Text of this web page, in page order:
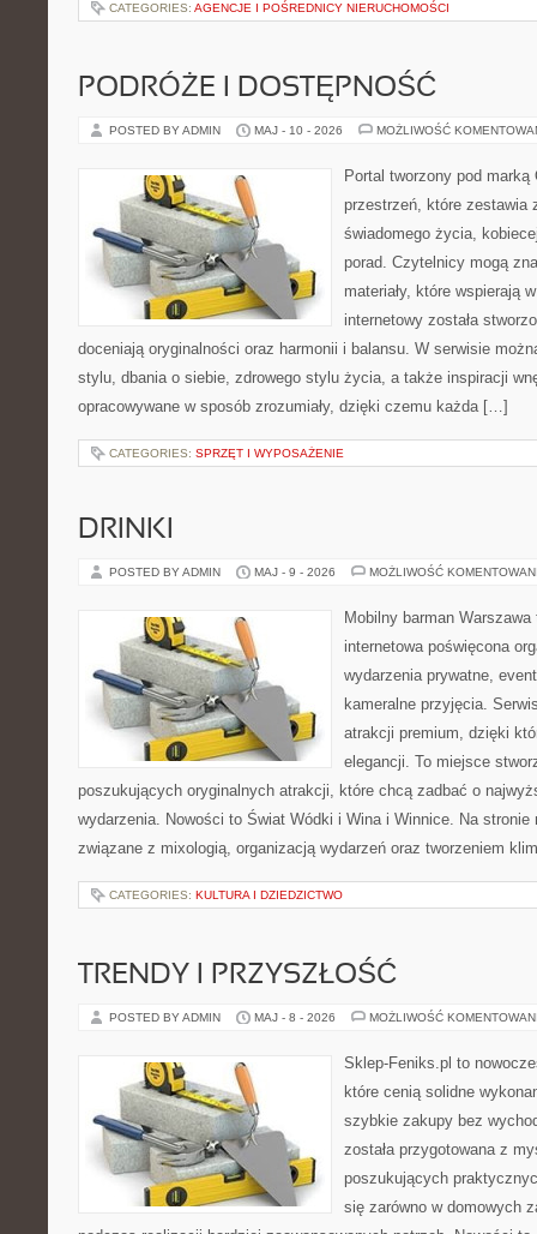
CATEGORIES: AGENCJE I POŚREDNICY NIERUCHOMOŚCI
PODRÓŻE I DOSTĘPNOŚĆ
POSTED BY ADMIN MAJ - 10 - 2026 MOŻLIWOŚĆ
Portal tworzony pod
przestrzeń, które zestawia
świadomego życia,
porad. Czytelnicy mogą
materiały, które wspierają
internetowy została
doceniają oryginalności oraz harmonii i balansu. W serwisie
stylu, dbania o siebie, zdrowego stylu życia, a także inspiracji
opracowywane w sposób zrozumiały, dzięki czemu każda […]
CATEGORIES: SPRZĘT I WYPOSAŻENIE
DRINKI
POSTED BY ADMIN MAJ - 9 - 2026 MOŻLIWOŚĆ
Mobilny barman
internetowa poświęcona
wydarzenia prywatne,
kameralne przyjęcia.
atrakcji premium, dzięki
elegancji. To miejsce
poszukujących oryginalnych atrakcji, które chcą zadbać o
wydarzenia. Nowości to Świat Wódki i Wina i Winnice. Na
związane z mixologią, organizacją wydarzeń oraz tworzeniem
CATEGORIES: KULTURA I DZIEDZICTWO
TRENDY I PRZYSZŁOŚĆ
POSTED BY ADMIN MAJ - 8 - 2026 MOŻLIWOŚĆ
Sklep-Feniks.pl to
które cenią solidne
szybkie zakupy bez
została przygotowana z
poszukujących
się zarówno w domowych